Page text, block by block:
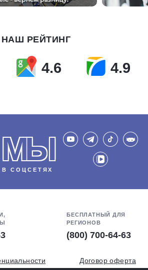
НАШ РЕЙТИНГ
4.6 4.9
МЫ
В СОЦСЕТЯХ
БЕСПЛАТНЫЙ ДЛЯ
РЕГИОНОВ
(800) 700-64-63
Договор оферта